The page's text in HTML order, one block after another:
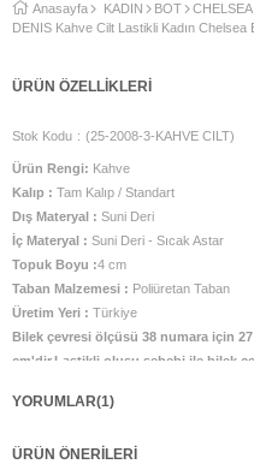
Anasayfa KADIN BOT
DENIS Kahve Cilt Lastikli Kadın Chelsea
ÜRÜN ÖZELLIKLERI
Stok Kodu (25-2008-3-KAHVE CILT)
Ürün Rengi: Kahve
Kalıp : Tam Kalıp / Standart
Dış Materyal : Suni Deri
İç Materyal : Suni Deri - Sıcak Astar
Topuk Boyu :4 cm
Taban Malzemesi : Poliüretan Taban
Üretim Yeri : Türkiye
Bilek çevresi ölçüsü 38 numara için
cm'dir.Lastikli oluşu sebebi ile bilek
Ürün tam kalıptır. Taraklı ve buçuklu
YORUMLAR(1)
ÜRÜN ÖNERILERI